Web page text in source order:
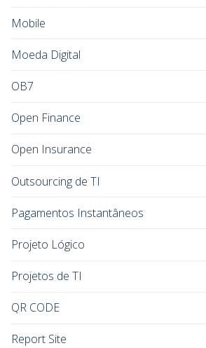
Mobile
Moeda Digital
OB7
Open Finance
Open Insurance
Outsourcing de TI
Pagamentos Instantâneos
Projeto Lógico
Projetos de TI
QR CODE
Report Site